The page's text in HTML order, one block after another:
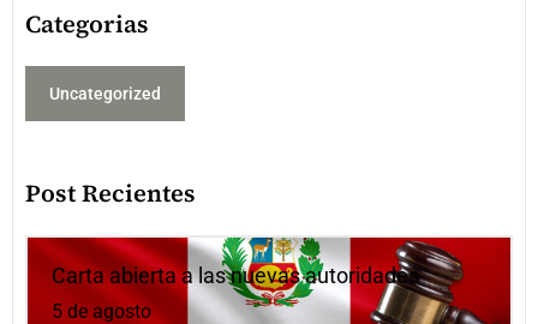
Categorias
Uncategorized
Post Recientes
Carta abierta a las nuevas autoridades
5 de agosto